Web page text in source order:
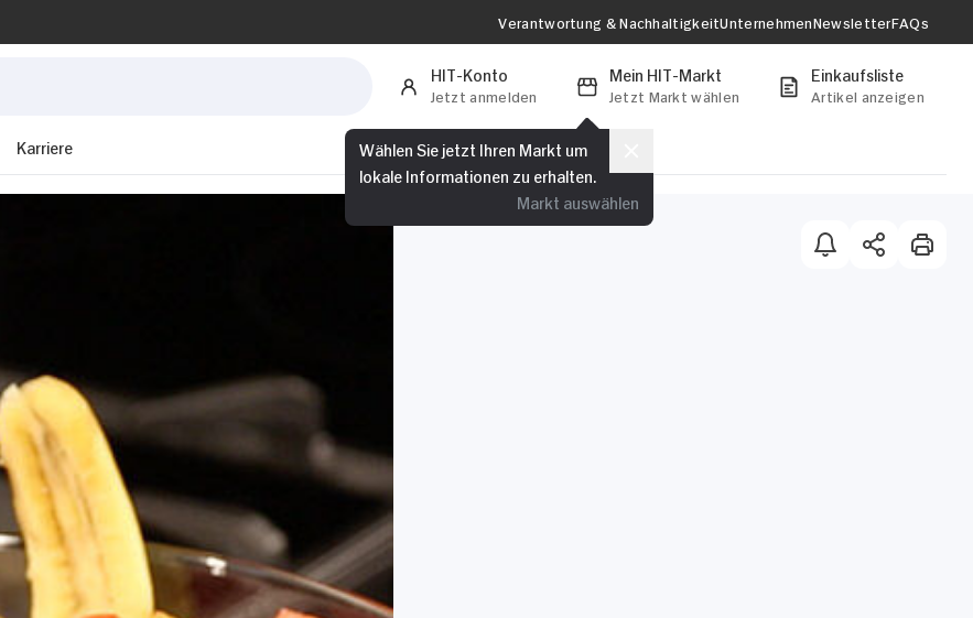
Verantwortung & NachhaltigkeitUnternehmenNewsletterFAQs
HIT-Konto
Jetzt anmelden
Mein HIT-Markt
Jetzt Markt wählen
Wählen Sie jetzt Ihren Markt um
lokale Informationen zu erhalten.
Markt auswählen
Einkaufsliste
Artikel anzeigen
Karriere